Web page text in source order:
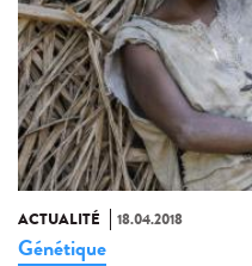
ACTUALITÉ 18.04.2018
Génétique